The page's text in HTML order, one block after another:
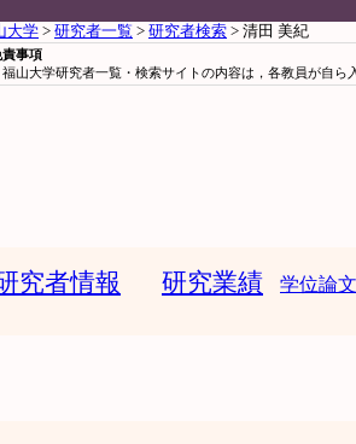
大学 > 研究者一覧 > 研究者検索 > 清田 美紀
責事項
山大学研究者一覧・検索サイトの内容は，各教員が自ら
究者情報 研究業績 学位論文